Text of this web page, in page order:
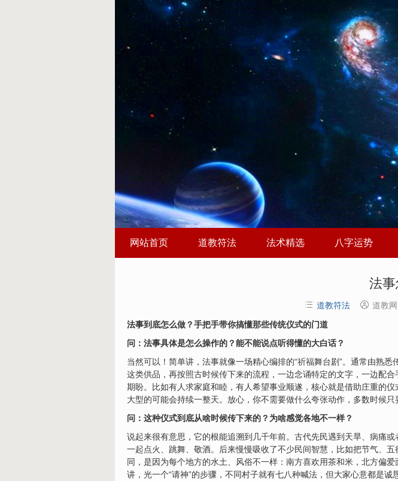
网站首页 道教符法 法术精选 八字运势
法
 道教符法  道教
法事到底怎么做？手把手带你搞懂那些传统仪式的门道
问：法事具体是怎么操作的？能不能说点听得懂的大白话？
当然可以！简单讲，法事就像一场精心编排的“祈福舞台剧”。通常由熟
这类供品，再按照古时候传下来的流程，一边念诵特定的文字，一边配
期盼。比如有人求家庭和睦，有人希望事业顺遂，核心就是借助庄重的
大型的可能会持续一整天。放心，你不需要做什么夸张动作，多数时候只
问：这种仪式到底从啥时候传下来的？为啥感觉各地不一样？
说起来很有意思，它的根能追溯到几千年前。古代先民遇到天旱、病
一起点火、跳舞、敬酒。后来慢慢吸收了不少民间智慧，比如把节气、
同，是因为每个地方的水土、风俗不一样：南方喜欢用茶和米，北方偏
讲，光一个“请神”的步骤，不同村子就有七八种喊法，但大家心意都是诚